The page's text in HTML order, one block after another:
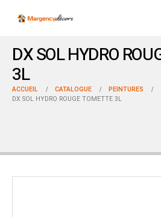
DX SOL HYDRO
3L
ACCUEIL CATALOGUE
PEINTURES
DX SOL HYDRO ROUGE TOMETTE 3L